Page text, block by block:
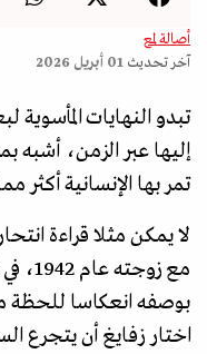
أصالة لمع
آخر تحديث 01 أبريل 2026
تبدو النهايات
إليها عبر الزمن، أشبه
تمر بها الإنسانية
لا يمكن مثلا قراءة
مع
بوصفه انعكاسا للحظة
اختار زفايغ أن يتجرع